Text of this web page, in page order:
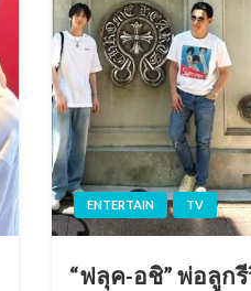
ENTERTAIN TV
“ฟลุค-อชิ” พ่อลูก